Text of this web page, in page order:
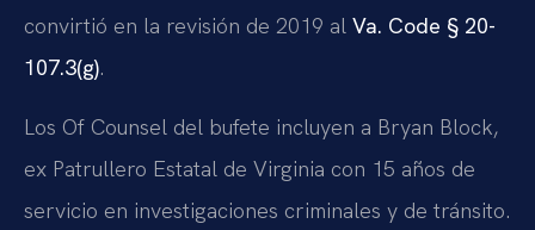
convirtió en la revisión de 2019 al Va. Code § 20-
107.3(g).
Los Of Counsel del bufete incluyen a Bryan Block,
ex Patrullero Estatal de Virginia con 15 años de
servicio en investigaciones criminales y de tránsito.